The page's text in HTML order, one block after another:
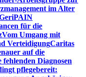
im Alter
für die
Vom Umgang mit
VerteidigungCaritas
auf die
Diagnosen
pflegebereit: